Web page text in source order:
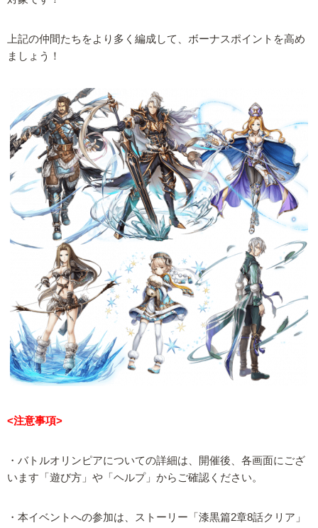
上記の仲間たちをより多く編成して、ボーナスポイントを高め
ましょう！
<注意事項>
・バトルオリンピアについての詳細は、開催後、各画面にござ
います「遊び方」や「ヘルプ」からご確認ください。
・本イベントへの参加は、ストーリー「漆黒篇2章8話クリア」